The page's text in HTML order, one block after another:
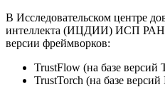
В Исследовательском центре
интеллекта (ИЦДИИ) ИСП РАН
версии фреймворков:
TrustFlow (на базе версий
TrustTorch (на базе